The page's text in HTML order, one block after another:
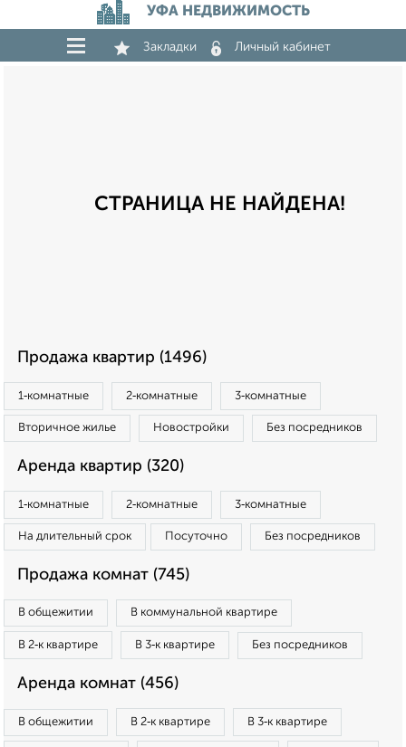
УФА НЕДВИЖИМОСТЬ
Закладки Личный кабинет
СТРАНИЦА НЕ НАЙДЕНА!
Продажа квартир (1496)
1‑комнатные 2‑комнатные 3‑комнатные
Вторичное жилье Новостройки Без посредников
Аренда квартир (320)
1‑комнатные 2‑комнатные 3‑комнатные
На длительный срок Посуточно Без посредников
Продажа комнат (745)
В общежитии В коммунальной квартире
В 2‑к квартире В 3‑к квартире Без посредников
Аренда комнат (456)
В общежитии В 2‑к квартире В 3‑к квартире